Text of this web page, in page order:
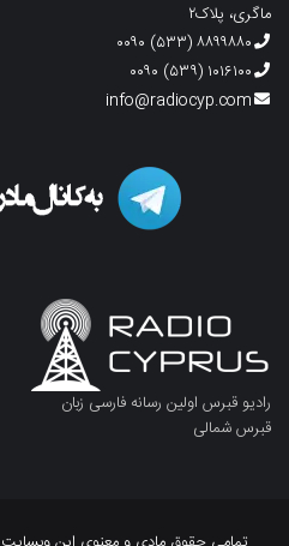
ماگری، پلاک۲
۸۸۹۹۸۸۰ (۵۳۳) ۰۰۹۰
۱۰۱۶۱۰۰ (۵۳۹) ۰۰۹۰
info@radiocyp.com
رادیو قبرس اولین رسانه فارسی زبان
قبرس شمالی